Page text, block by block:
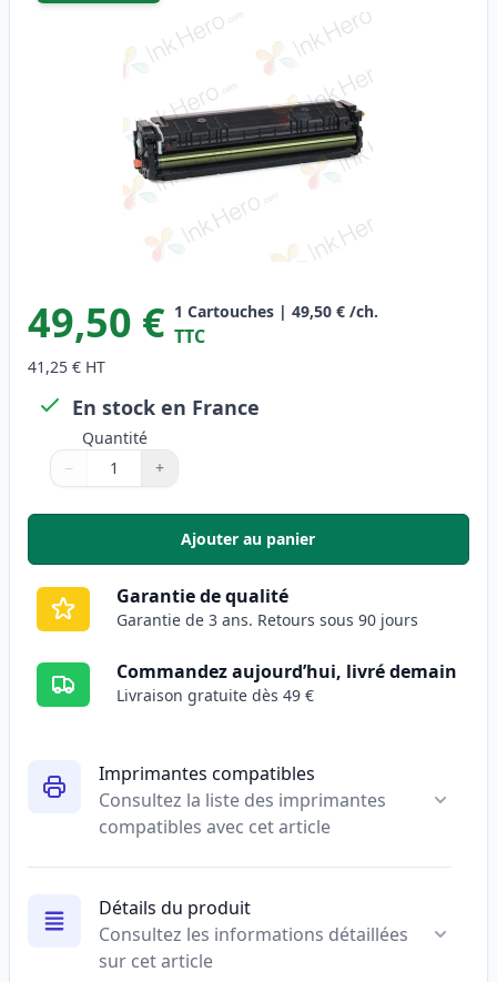
Imprimantes compatibles
Consultez la liste des imprimantes
compatibles avec cet article
Détails du produit
Consultez les informations détaillées
sur cet article
49,50 € 1 Cartouches | 49,50 € /ch.
TTC
41,25 € HT
En stock en France
Quantité
Quantité
Utilisez les boutons pour ajuster
− +
Quantité
Ajouter au panier
,Canon 045H / 045
Garantie de qualité
Garantie de 3 ans. Retours sous 90 jours
Commandez aujourd’hui, livré demain
Livraison gratuite dès 49 €